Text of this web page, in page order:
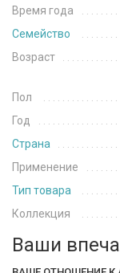
Время года
Семейство
Возраст
Пол
Год
Страна
Применение
Тип товара
Коллекция
Ваши